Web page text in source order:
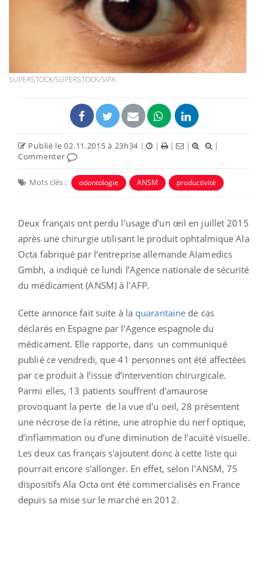
SUPERSTOCK/SUPERSTOCK/SIPA
Publié le 02.11.2015 à 23h34 | | | |
|
Commenter
Mots clés : odontologie ANSM productivité
Deux français ont perdu l’usage d’un œil en juillet 2015
après une chirurgie utilisant le produit ophtalmique Ala
Octa fabriqué par l’entreprise allemande Alamedics
Gmbh, a indiqué ce lundi l’Agence nationale de sécurité
du médicament (ANSM) à l'AFP.
Cette annonce fait suite à la quarantaine de cas
déclarés en Espagne par l’Agence espagnole du
médicament. Elle rapporte, dans un communiqué
publié ce vendredi, que 41 personnes ont été affectées
par ce produit à l’issue d’intervention chirurgicale.
Parmi elles, 13 patients souffrent d’amaurose
provoquant la perte de la vue d'u oeil, 28 présentent
une nécrose de la rétine, une atrophie du nerf optique,
d’inflammation ou d’une diminution de l’acuité visuelle.
Les deux cas français s'ajoutent donc à cette liste qui
pourrait encore s'allonger. En effet, selon l’ANSM, 75
dispositifs Ala Octa ont été commercialisés en France
depuis sa mise sur le marché en 2012.